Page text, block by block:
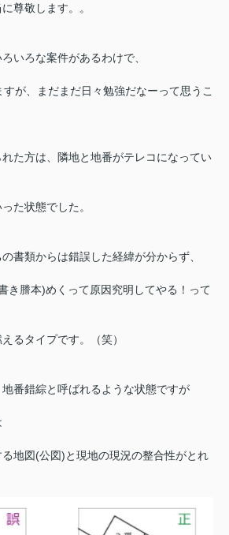
尊敬します。。
いろな案件があるわけで、
が、まだまだ日々勉強だなーって思うこ
た方は、隣地と地番がテレコになってい
た状態でした。
書類からは錯誤した経緯が分からず、
き謄本)めくって原因究明してやる！って
るタイプです。（笑）
番錯綜と呼ばれるような状態ですが
地図(公図)と現地の現況の整合性がとれ